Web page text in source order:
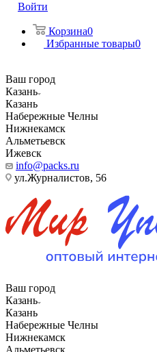
Войти
Корзина0
Избранные товары0
Ваш город
Казань
Казань
Набережные Челны
Нижнекамск
Альметьевск
Ижевск
info@packs.ru
ул.Журналистов, 56
Ваш город
Казань
Казань
Набережные Челны
Нижнекамск
Альметьевск